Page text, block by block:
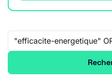
Recherche libre